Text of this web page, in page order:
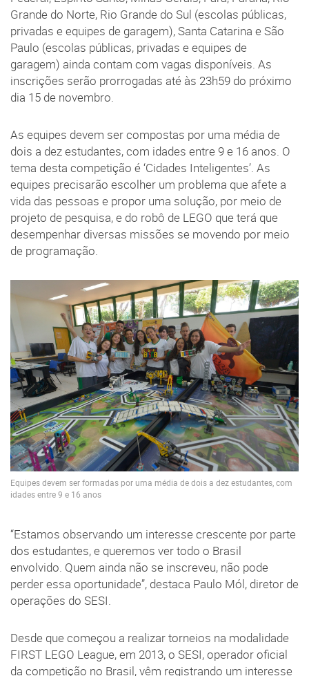
Grande do Norte, Rio Grande do Sul (escolas públicas,
privadas e equipes de garagem), Santa Catarina e São
Paulo (escolas públicas, privadas e equipes de
garagem) ainda contam com vagas disponíveis. As
inscrições serão prorrogadas até às 23h59 do próximo
dia 15 de novembro.
As equipes devem ser compostas por uma média de
dois a dez estudantes, com idades entre 9 e 16 anos. O
tema desta competição é ‘Cidades Inteligentes’. As
equipes precisarão escolher um problema que afete a
vida das pessoas e propor uma solução, por meio de
projeto de pesquisa, e do robô de LEGO que terá que
desempenhar diversas missões se movendo por meio
de programação.
Equipes devem ser formadas por uma média de dois a dez estudantes, com
idades entre 9 e 16 anos
“Estamos observando um interesse crescente por parte
dos estudantes, e queremos ver todo o Brasil
envolvido. Quem ainda não se inscreveu, não pode
perder essa oportunidade”, destaca Paulo Mól, diretor de
operações do SESI.
Desde que começou a realizar torneios na modalidade
FIRST LEGO League, em 2013, o SESI, operador oficial
da competição no Brasil, vêm registrando um interesse